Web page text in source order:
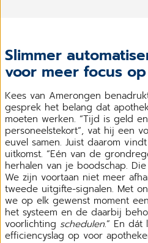
Slimmer
voor meer focus
Kees van Amerongen
gesprek het belang dat
moeten werken. “Tijd is geld
personeelstekort”, vat hij een
euvel samen. Juist daarom
uitkomst. “Eén van de
herhalen van je boodschap.
We zijn voortaan niet meer
tweede uitgifte-signalen. Met
we op elk gewenst moment
het systeem en de daarbij
voorlichting schedulen.” En
efficiencyslag op voor